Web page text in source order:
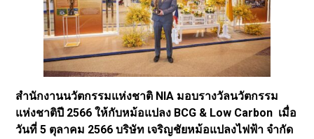
สำนักงานนวัตกรรมแห่งชาติ NIA มอบรางวัลนวัตกรรม
แห่งชาติปี 2566 ให้กับหม้อแปลง BCG & Low Carbon เมื่อ
วันที่ 5 ตุลาคม 2566 บริษัท เจริญชัยหม้อแปลงไฟฟ้า จำกัด